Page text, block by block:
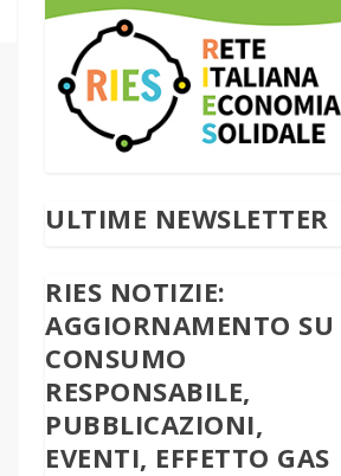
ULTIME NEWSLETTER
RIES NOTIZIE:
AGGIORNAMENTO SU
CONSUMO
RESPONSABILE,
PUBBLICAZIONI,
EVENTI, EFFETTO GAS